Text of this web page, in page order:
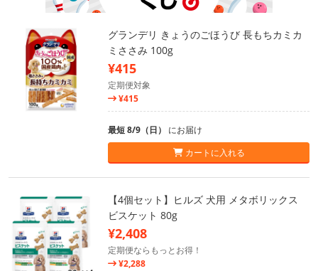
グランデリ きょうのごほうび 長もちカミカ
ミささみ 100g
¥415
定期便対象
¥415
最短 8/9（日） にお届け
カートに入れる
【4個セット】ヒルズ 犬用 メタボリックス
ビスケット 80g
¥2,408
定期便ならもっとお得！
¥2,288